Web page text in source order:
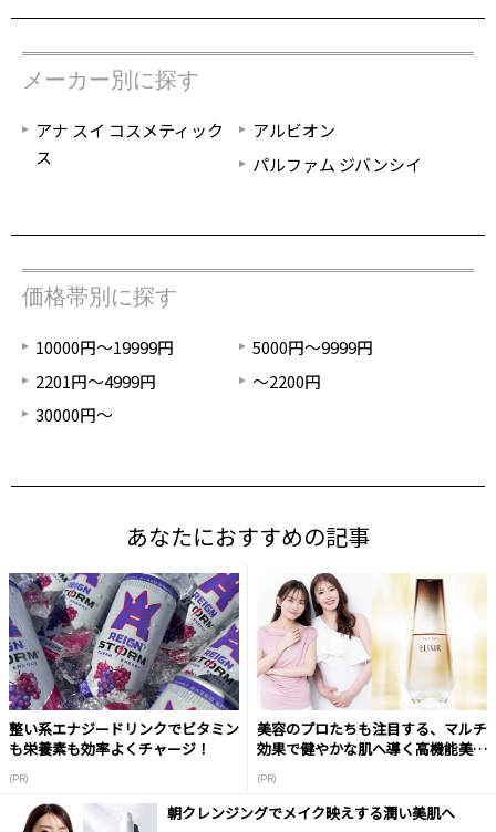
メーカー別に探す
アナ スイ コスメティック
ス
アルビオン
パルファム ジバンシイ
価格帯別に探す
10000円～19999円
5000円～9999円
2201円～4999円
～2200円
30000円～
あなたにおすすめの記事
整い系エナジードリンクでビタミン
も栄養素も効率よくチャージ！
(PR)
美容のプロたちも注目する、マルチ
効果で健やかな肌へ導く高機能美容
(PR)
朝クレンジングでメイク映えする潤い美肌へ